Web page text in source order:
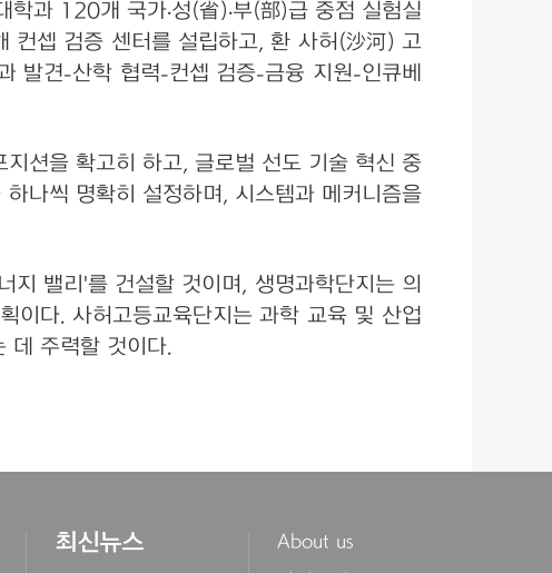
과 120개 국가·성(省)·부(部)급 중점 실험실
컨셉 검증 센터를 설립하고, 환 사허(沙河) 고
발견-산학 협력-컨셉 검증-금융 지원-인큐베
션을 확고히 하고, 글로벌 선도 기술 혁신 중
나씩 명확히 설정하며, 시스템과 메커니즘을
밸리'를 건설할 것이며, 생명과학단지는 의
이다. 사허고등교육단지는 과학 교육 및 산업
데 주력할 것이다.
최신뉴스
About us